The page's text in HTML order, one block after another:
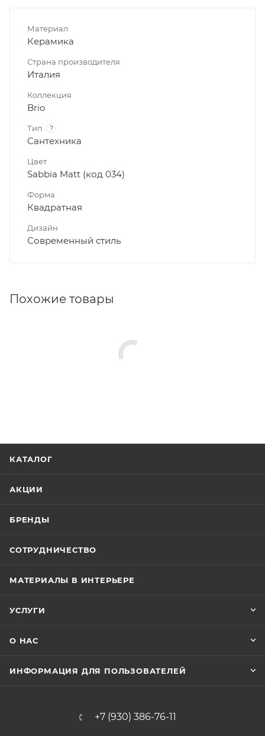
Материал
Керамика
Страна производителя
Италия
Коллекция
Brio
Тип ?
Сантехника
Цвет
Sabbia Matt (код 034)
Форма
Квадратная
Дизайн
Современный стиль
Похожие товары
КАТАЛОГ
АКЦИИ
БРЕНДЫ
СОТРУДНИЧЕСТВО
МАТЕРИАЛЫ В ИНТЕРЬЕРЕ
УСЛУГИ
О НАС
ИНФОРМАЦИЯ ДЛЯ ПОЛЬЗОВАТЕЛЕЙ
+7 (930) 386-76-11